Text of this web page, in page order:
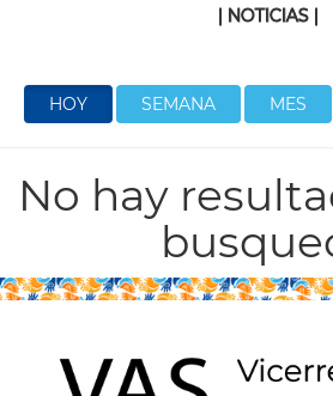
| NOTICIAS |
HOY SEMANA MES
No hay